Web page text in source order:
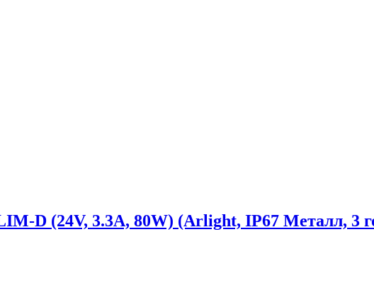
D (24V, 3.3A, 80W) (Arlight, IP67 Металл, 3